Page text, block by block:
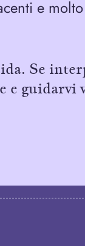
e
Se
guidarvi